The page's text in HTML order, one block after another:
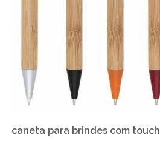
caneta para brindes com touch